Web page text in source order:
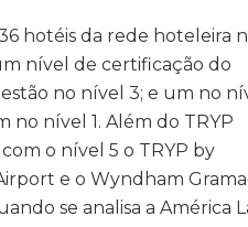
hotéis da rede hoteleira
nível de certificação do
no nível 3; e um no
no nível 1. Além do TRYP
o nível 5 o TRYP by
e o Wyndham
se analisa a